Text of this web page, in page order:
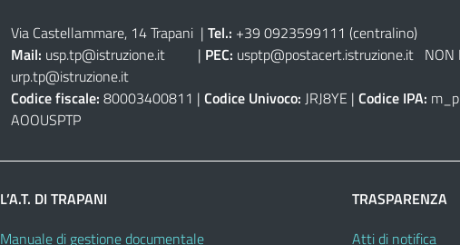
Via Castellammare, 14 Trapani | Tel.: +39 0923599111 (centralino)
Mail: usp.tp@istruzione.it| PEC: usptp@postacert.istruzione.itNON
urp.tp@istruzione.it
Codice fiscale: 80003400811 | Codice Univoco: JRJ8YE | Codice IPA:
AOOUSPTP
L’A.T. DI TRAPANI
Manuale di gestione documentale
TRASPARENZA
Atti di notifica